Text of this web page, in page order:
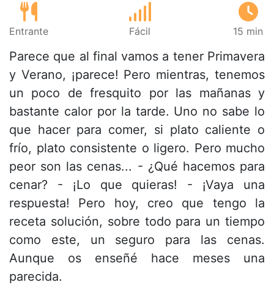
Entrante Fácil 15 min
Parece que al final vamos a tener Primavera
y Verano, ¡parece! Pero mientras, tenemos
un poco de fresquito por las mañanas y
bastante calor por la tarde. Uno no sabe lo
que hacer para comer, si plato caliente o
frío, plato consistente o ligero. Pero mucho
peor son las cenas... - ¿Qué hacemos para
cenar? - ¡Lo que quieras! - ¡Vaya una
respuesta! Pero hoy, creo que tengo la
receta solución, sobre todo para un tiempo
como este, un seguro para las cenas.
Aunque os enseñé hace meses una
parecida.